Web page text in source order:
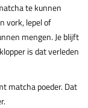
te kunnen
vork, lepel of
mengen. Je blijft
is dat verleden
matcha poeder. Dat